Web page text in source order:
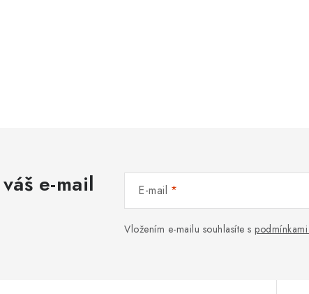
e-mail E-mail
Vložením e-mailu souhlasíte s